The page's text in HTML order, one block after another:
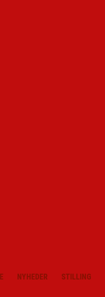
NYHEDER STILLING